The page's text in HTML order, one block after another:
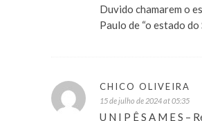
Duvido chamarem o
Paulo de “o estado do
CHICO OLIVEIRA
15 de julho de 2024 at 05:35
U N I P Ê S A M E S –